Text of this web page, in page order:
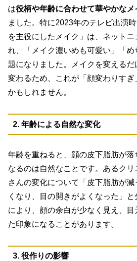
は役柄や年齢に合わせて華やかなメ
ました。特に2023年のテレビ出演
を主役にしたメイク」は、ネット
れ、「メイク濃いめも可愛い」「
題になりました。メイクを変えるだ
変わるため、これが「顔変わりす
かもしれません。
2. 年齢による自然な変化
年齢を重ねると、顔の皮下脂肪が
なるのは自然なことです。あるク
さんの変化について「皮下脂肪が
くなり、目の開きがよくなった」
により、 顔の余白が少なく見え、
た印象になる ことがあります。
3. 役作りの影響